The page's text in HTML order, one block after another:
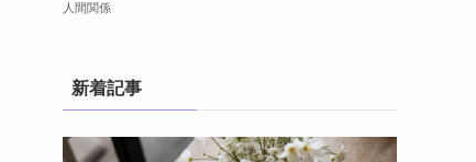
人間関係
新着記事